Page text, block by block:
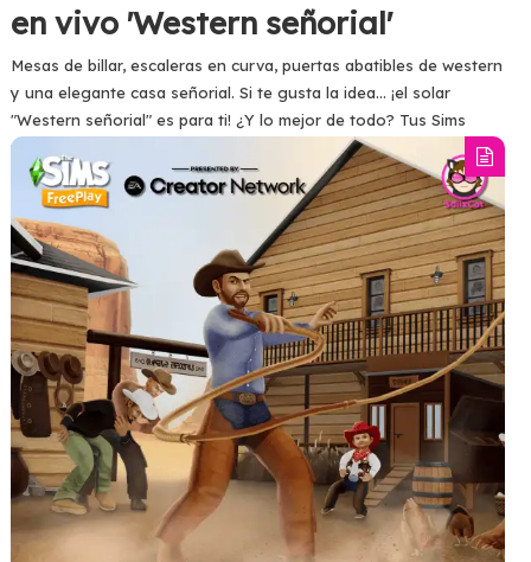
en vivo 'Western señorial'
Mesas de billar, escaleras en curva, puertas abatibles de western
y una elegante casa señorial. Si te gusta la idea... ¡el solar
"Western señorial" es para ti! ¿Y lo mejor de todo? Tus Sims
podrán buscar algo de gresca con la nueva acción "Iniciar una
pelea", que forma parte del gran premio.
Tagged #EACreatorNetwork #EAPartner , #TheSimsFreeplay ,
Update
Read more